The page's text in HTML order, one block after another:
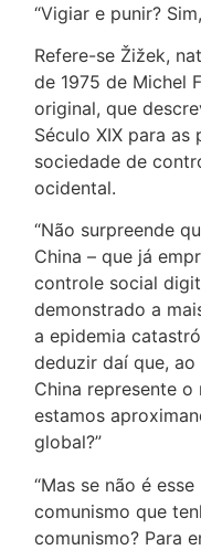
“Vigiar e punir?
Refere-se Žižek,
de 1975 de Michel
original, que
Século XIX para as
sociedade de
ocidental.
“Não surpreende
China – que já
controle social
demonstrado a
a epidemia
deduzir daí que,
China represente
estamos
global?”
“Mas se não é
comunismo que
comunismo? Para